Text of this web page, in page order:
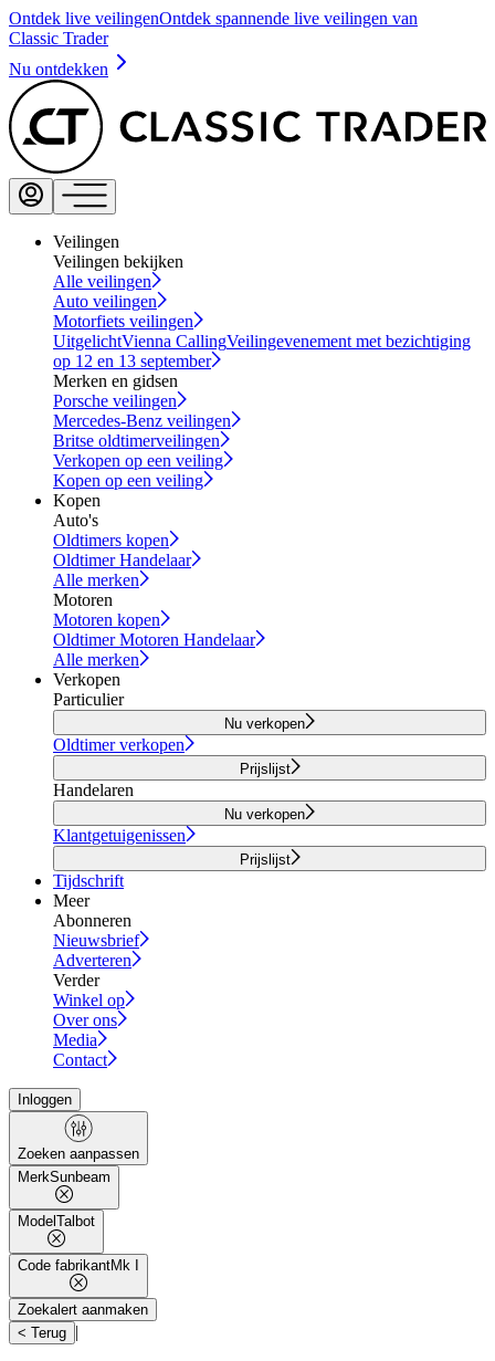
Ontdek live veilingenOntdek spannende live veilingen van
Classic Trader
Nu ontdekken
Veilingen
Veilingen bekijken
Alle veilingen
Auto veilingen
Motorfiets veilingen
UitgelichtVienna CallingVeilingevenement met bezichtiging
op 12 en 13 september
Merken en gidsen
Porsche veilingen
Mercedes-Benz veilingen
Britse oldtimerveilingen
Verkopen op een veiling
Kopen op een veiling
Kopen
Auto's
Oldtimers kopen
Oldtimer Handelaar
Alle merken
Motoren
Motoren kopen
Oldtimer Motoren Handelaar
Alle merken
Verkopen
Particulier
Nu verkopen
Oldtimer verkopen
Prijslijst
Handelaren
Nu verkopen
Klantgetuigenissen
Prijslijst
Tijdschrift
Meer
Abonneren
Nieuwsbrief
Adverteren
Verder
Winkel op
Over ons
Media
Contact
Inloggen
Zoeken aanpassen
MerkSunbeam
Model Talbot
Code fabrikantMk I
Zoekalert aanmaken
< Terug |